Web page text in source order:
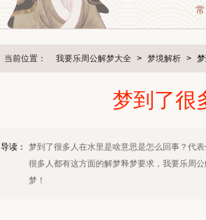
当前位置： 我要乐周公解梦大全 > 梦境解析 >
梦到了很
导读：
梦到了很多人在水里是啥意思是怎么回事？代
很多人都有这方面的解梦释梦要求，我要乐周
梦！